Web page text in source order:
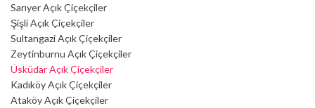
Sarıyer Açık Çiçekçiler
Şişli Açık Çiçekçiler
Sultangazi Açık Çiçekçiler
Zeytinburnu Açık Çiçekçiler
Üsküdar Açık Çiçekçiler
Kadıköy Açık Çiçekçiler
Ataköy Açık Çiçekçiler